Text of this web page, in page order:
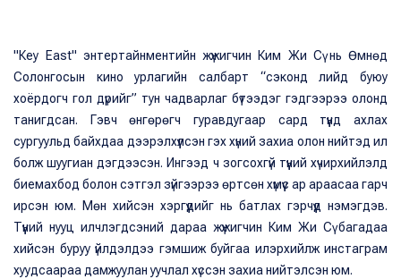
"Кеy East" энтертайнментийн жүжигчин Ким Жи Сү нь Өмнөд
Солонгосын кино урлагийн салбарт “сэконд лийд буюу
хоёрдогч гол дүрийг” тун чадварлаг бүтээдэг гэдгээрээ олонд
танигдсан. Гэвч өнгөрөгч гуравдугаар сард түүнд ахлах
сургуульд байхдаа дээрэлхүүлсэн гэх хүний захиа олон нийтэд ил
болж шуугиан дэгдээсэн. Ингээд ч зогсохгүй түүний хүчирхийлэлд
биемахбод болон сэтгэл зүйгээрээ өртсөн хүмүүс ар араасаа гарч
ирсэн юм. Мөн хийсэн хэргүүдийг нь батлах гэрчүүд нэмэгдэв.
Түүний нууц илчлэгдсэний дараа жүжигчин Ким Жи Сү багадаа
хийсэн буруу үйлдэлдээ гэмшиж буйгаа илэрхийлж инстаграм
хуудсаараа дамжуулан уучлал хүссэн захиа нийтэлсэн юм.